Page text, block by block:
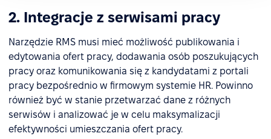
2. Integracje z serwisami pracy
Narzędzie RMS musi mieć możliwość publikowania i
edytowania ofert pracy, dodawania osób poszukujących
pracy oraz komunikowania się z kandydatami z portali
pracy bezpośrednio w firmowym systemie HR. Powinno
również być w stanie przetwarzać dane z różnych
serwisów i analizować je w celu maksymalizacji
efektywności umieszczania ofert pracy.